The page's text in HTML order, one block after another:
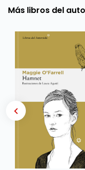
Más libros del